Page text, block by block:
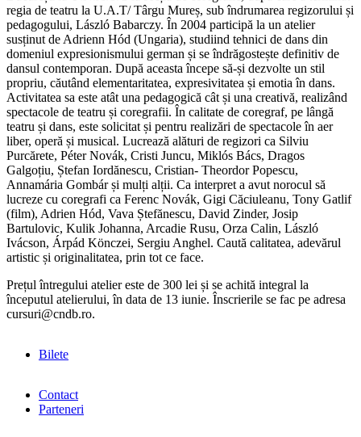
regia de teatru la U.A.T/ Târgu Mureș, sub îndrumarea regizorului și
pedagogului, László Babarczy. În 2004 participă la un atelier
susținut de Adrienn Hód (Ungaria), studiind tehnici de dans din
domeniul expresionismului german și se îndrăgostește definitiv de
dansul contemporan. După aceasta începe să-și dezvolte un stil
propriu, căutând elementaritatea, expresivitatea și emotia în dans.
Activitatea sa este atât una pedagogică cât și una creativă, realizând
spectacole de teatru și coregrafii. În calitate de coregraf, pe lângă
teatru și dans, este solicitat și pentru realizări de spectacole în aer
liber, operă și musical. Lucrează alături de regizori ca Silviu
Purcărete, Péter Novák, Cristi Juncu, Miklós Bács, Dragos
Galgoțiu, Ștefan Iordănescu, Cristian- Theordor Popescu,
Annamária Gombár și mulți alții. Ca interpret a avut norocul să
lucreze cu coregrafi ca Ferenc Novák, Gigi Căciuleanu, Tony Gatlif
(film), Adrien Hód, Vava Ștefănescu, David Zinder, Josip
Bartulovic, Kulik Johanna, Arcadie Rusu, Orza Calin, László
Ivácson, Árpád Könczei, Sergiu Anghel. Caută calitatea, adevărul
artistic și originalitatea, prin tot ce face.
Prețul întregului atelier este de 300 lei și se achită integral la
începutul atelierului, în data de 13 iunie. Înscrierile se fac pe adresa
cursuri@cndb.ro.
Bilete
Contact
Parteneri